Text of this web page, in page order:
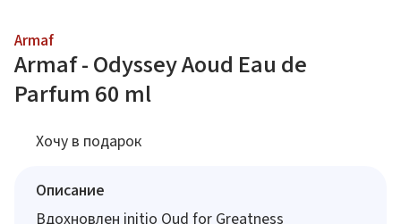
Armaf
Armaf - Odyssey Aoud Eau de
Parfum 60 ml
Хочу в подарок
Описание
Вдохновлен initio Oud for Greatness